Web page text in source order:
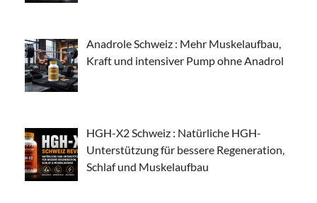
Anadrole Schweiz : Mehr Muskelaufbau,
Kraft und intensiver Pump ohne Anadrol
HGH-X2 Schweiz : Natürliche HGH-
Unterstützung für bessere Regeneration,
Schlaf und Muskelaufbau